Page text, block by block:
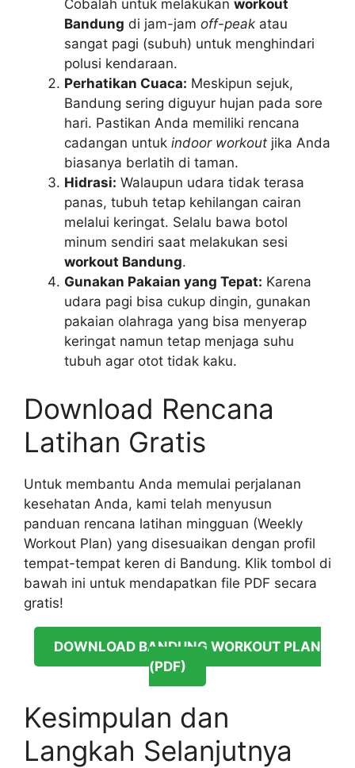
Cobalah untuk melakukan workout
Bandung di jam-jam off-peak atau
sangat pagi (subuh) untuk menghindari
polusi kendaraan.
Perhatikan Cuaca: Meskipun sejuk,
Bandung sering diguyur hujan pada sore
hari. Pastikan Anda memiliki rencana
cadangan untuk indoor workout jika Anda
biasanya berlatih di taman.
Hidrasi: Walaupun udara tidak terasa
panas, tubuh tetap kehilangan cairan
melalui keringat. Selalu bawa botol
minum sendiri saat melakukan sesi
workout Bandung.
Gunakan Pakaian yang Tepat: Karena
udara pagi bisa cukup dingin, gunakan
pakaian olahraga yang bisa menyerap
keringat namun tetap menjaga suhu
tubuh agar otot tidak kaku.
Download Rencana
Latihan Gratis
Untuk membantu Anda memulai perjalanan
kesehatan Anda, kami telah menyusun
panduan rencana latihan mingguan (Weekly
Workout Plan) yang disesuaikan dengan profil
tempat-tempat keren di Bandung. Klik tombol di
bawah ini untuk mendapatkan file PDF secara
gratis!
DOWNLOAD BANDUNG WORKOUT PLAN
(PDF)
Kesimpulan dan
Langkah Selanjutnya